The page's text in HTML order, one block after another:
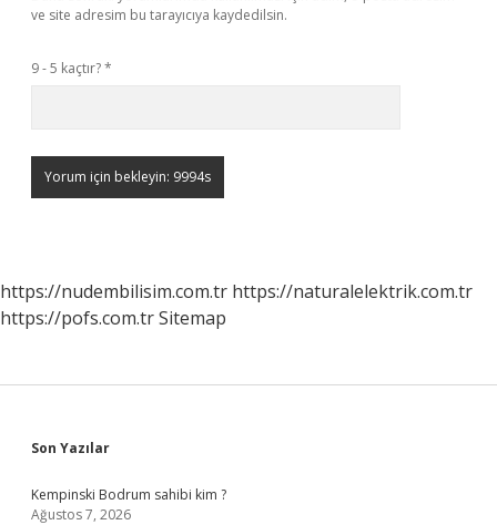
ve site adresim bu tarayıcıya kaydedilsin.
9 - 5 kaçtır?*
https://nudembilisim.com.tr https://naturalelektrik.com.tr
https://pofs.com.trSitemap
Sidebar
Son Yazılar
Kempinski Bodrum sahibi kim ?
Ağustos 7, 2026